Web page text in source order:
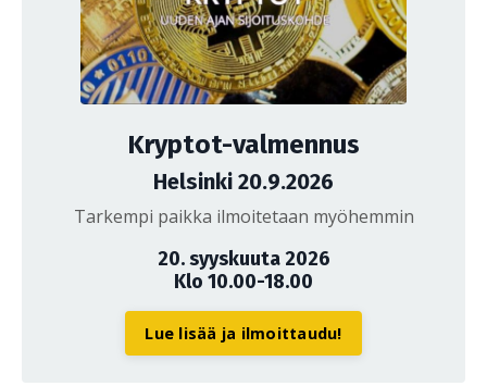
Kryptot-valmennus
Helsinki 20.9.2026
Tarkempi paikka ilmoitetaan myöhemmin
20. syyskuuta 2026
Klo 10.00-18.00
Lue lisää ja ilmoittaudu!